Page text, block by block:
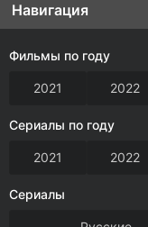
Навигация
Фильмы по году
2021 2022
Сериалы по году
2021 2022
Сериалы